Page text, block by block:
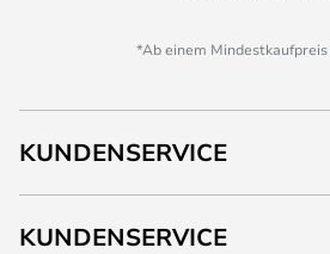
*Ab einem Mindestkaufpreis
KUNDENSERVICE
KUNDENSERVICE